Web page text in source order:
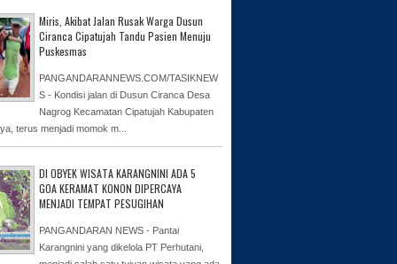
Miris, Akibat Jalan Rusak Warga Dusun
Ciranca Cipatujah Tandu Pasien Menuju
Puskesmas
PANGANDARANNEWS.COM/TASIKNEW
S - Kondisi jalan di Dusun Ciranca Desa
Nagrog Kecamatan Cipatujah Kabupaten
terus menjadi momok m...
DI OBYEK WISATA KARANGNINI ADA 5
GOA KERAMAT KONON DIPERCAYA
MENJADI TEMPAT PESUGIHAN
PANGANDARAN NEWS - Pantai
Karangnini yang dikelola PT Perhutani,